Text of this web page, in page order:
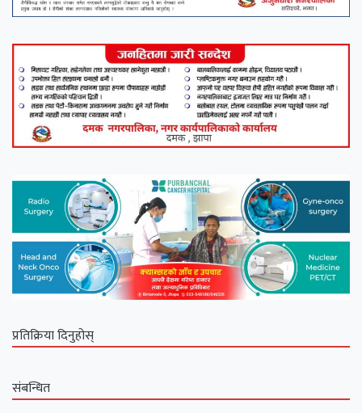
प्रतिक्रिया दिनुहोस्
संबन्धित